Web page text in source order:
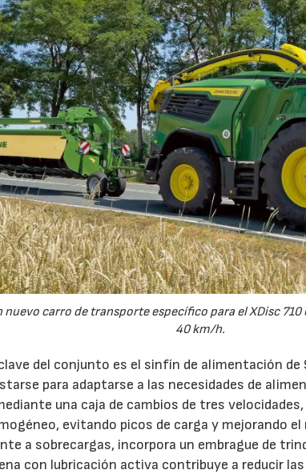
carro de transporte específico para el XDisc
40 km/h.
del conjunto es el sinfín de alimentación
para adaptarse a las necesidades de
una caja de cambios de tres
evitando picos de carga y mejorando el
a sobrecargas, incorpora un embrague de
con lubricación activa contribuye a reducir